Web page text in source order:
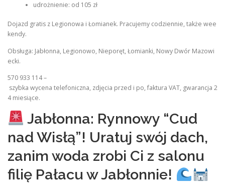
udrożnienie: od 105 zł
Dojazd gratis z Legionowa i Łomianek. Pracujemy codziennie, także wee
kendy.
Obsługa: Jabłonna, Legionowo, Nieporęt, Łomianki, Nowy Dwór Mazowi
ecki.
570 933 114 –
szybka wycena telefoniczna, zdjęcia przed i po, faktura VAT, gwarancja 2
4 miesiące.
Jabłonna: Rynnowy “Cud
nad Wisłą”! Uratuj swój dach,
zanim woda zrobi Ci z salonu
filię Pałacu w Jabłonnie!